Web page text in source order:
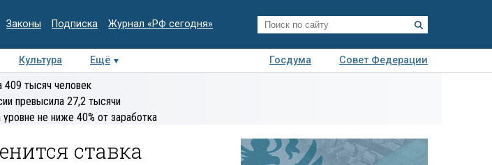
Законы Подписка Журнал «РФ сегодня»
Культура Ещё Госдума
Совет Федерации
Колумнисты
409 тысяч человек
превысила 27,2 тысячи
не ниже 40% от заработка
ставка